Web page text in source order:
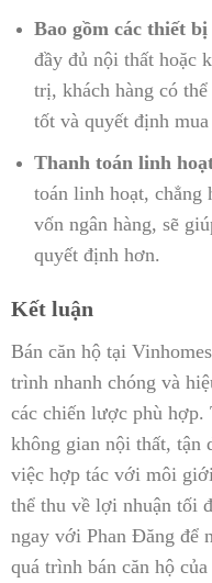
Bao gồm các thiết
đầy đủ nội thất hoặc
trị, khách hàng có
tốt và quyết định
Thanh toán linh
toán linh hoạt, chẳng
vốn ngân hàng, sẽ
quyết định hơn.
Kết luận
Bán căn hộ tại
trình nhanh chóng và
các chiến lược phù
không gian nội thất, tận
việc hợp tác với môi
thể thu về lợi nhuận tối
ngay với Phan Đăng để
quá trình bán căn hộ của